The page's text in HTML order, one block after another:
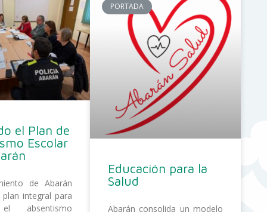
el Plan de
Escolar
de Abarán
integral para
absentismo
PORTADA
Educación para la
Salud
Abarán consolida un modelo